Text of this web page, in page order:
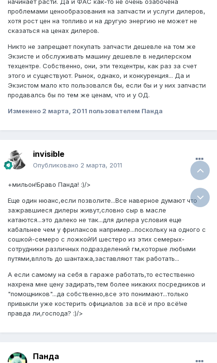
начинает расти. Да и ФАС как-то не очень озабочена
проблемами ценообразования на запчасти и услуги дилеров,
хотя рост цен на топливо и на другую энергию не может не
сказаться на ценах дилеров.
Никто не запрещает покупать запчасти дешевле на том же
Экзисте и обслуживать машину дешевле в недилерском
техцентре. Собственно, они, эти техцентры, как раз за счет
этого и существуют. Рынок, однако, и конкуренция... Да и
Экзистом мало кто пользовался бы, если бы и у них запчасти
продавалсь бы по тем же ценам, что и у ОД.
Изменено 2 марта, 2011 пользователем Панда
invisible
Опубликовано 2 марта, 2011
+мильон!Браво Панда! :)/>
Еще один нюанс,если позволите...Все наверное думают что
зажравшиеся дилеры живут,словно сыр в масле
катаются...это далеко не так...для дилера условия еще
кабальнее чем у фрилансов например...поскольку на одного с
сошкой-семеро с ложкой!И шестеро из этих семерых-
сотрудники различных подразделений гм,которые любыми
путями,вплоть до шантажа,заставляют так работать...
А если самому на себя в гараже работать,то естественно
нахрена мне цену задирать,тем более никаких посредников и
"помощников"...да собственно,все это понимают...только
привыкли уже костерить официалов за всё и про всё!не
правда ли,господа? :)/>
Панда